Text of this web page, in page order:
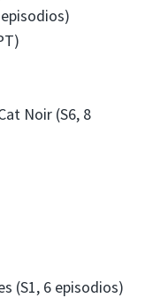
Noir (S6, 8
(S1, 6 episodios)